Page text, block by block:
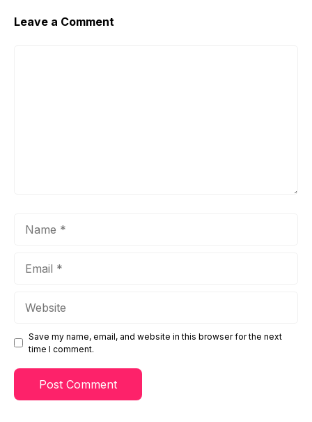
Leave a Comment
Save my name, email, and website in this browser for the next
time I comment.